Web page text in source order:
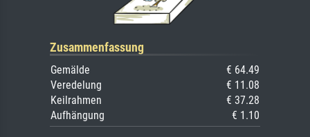
Zusammenfassung
Gemälde
€ 64.49
Veredelung
€ 11.08
Keilrahmen
€ 37.28
Aufhängung
€ 1.10